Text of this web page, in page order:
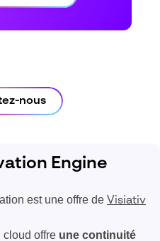
nous
Engine
est une offre de Visiativ
cloud offre une continuité